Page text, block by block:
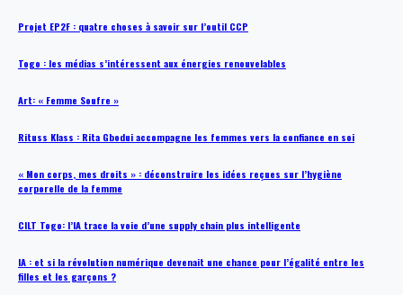
Projet EP2F : quatre choses à savoir sur l’outil CCP
Togo : les médias s’intéressent aux énergies renouvelables
Art: « Femme Soufre »
Rituss Klass : Rita Gbodui accompagne les femmes vers la confiance en soi
« Mon corps, mes droits » : déconstruire les idées reçues sur l’hygiène
corporelle de la femme
CILT Togo: l’IA trace la voie d’une supply chain plus intelligente
IA : et si la révolution numérique devenait une chance pour l’égalité entre les
filles et les garçons ?